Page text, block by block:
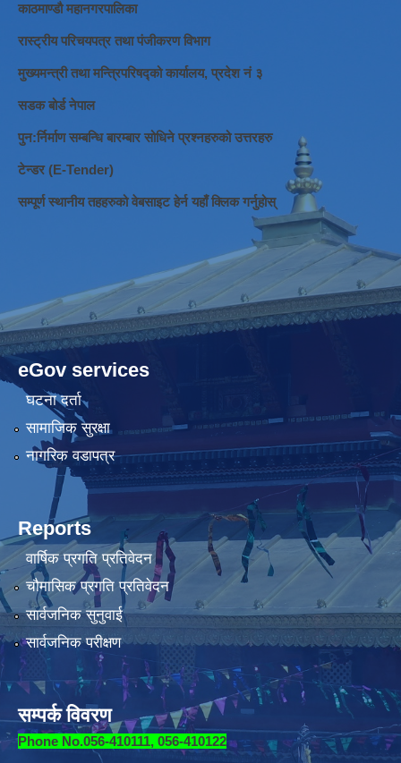
काठमाण्डौ महानगरपालिका
रास्ट्रीय परिचयपत्र तथा पंजीकरण विभाग
मुख्यमन्त्री तथा मन्त्रिपरिषद्को कार्यालय, प्रदेश नं ३
सडक बोर्ड नेपाल
पुन:र्निर्माण सम्बन्धि बारम्बार सोधिने प्रश्नहरुको उत्तरहरु
टेन्डर (E-Tender)
सम्पूर्ण स्थानीय तहहरुको वेबसाइट हेर्न यहाँ क्लिक गर्नुहोस्
eGov services
घटना दर्ता
सामाजिक सुरक्षा
नागरिक वडापत्र
Reports
वार्षिक प्रगति प्रतिवेदन
चौमासिक प्रगति प्रतिवेदन
सार्वजनिक सुनुवाई
सार्वजनिक परीक्षण
सम्पर्क विवरण
Phone No.056-410111, 056-410122